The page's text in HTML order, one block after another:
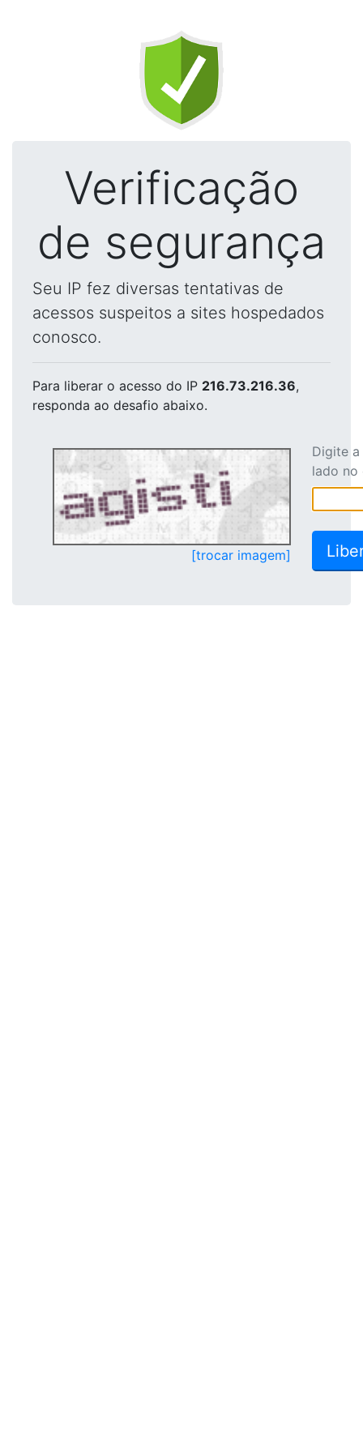
Verificação
de segurança
Seu IP fez diversas tentativas de
acessos suspeitos a sites hospedados
conosco.
Para liberar o acesso do IP 216.73.216.36,
responda ao desafio abaixo.
[trocar imagem]
Digite
lado no